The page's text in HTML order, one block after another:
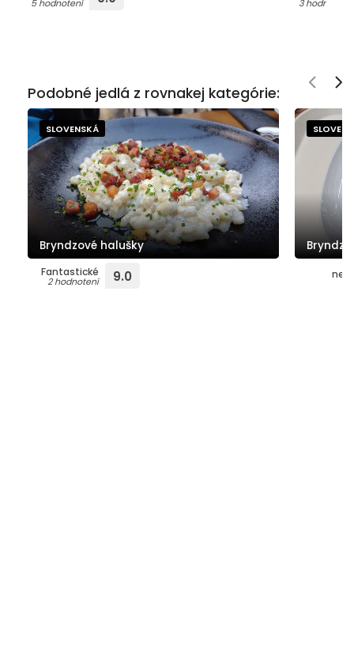
5 hodnotení 3 hodnotení
Podobné jedlá z rovnakej kategórie:
SLOVENSKÁ
Bryndzové halušky
Fantastické
2 hodnotení 9.0